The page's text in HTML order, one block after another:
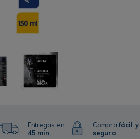
Entregas en
45 min
Comprafácil y
segura